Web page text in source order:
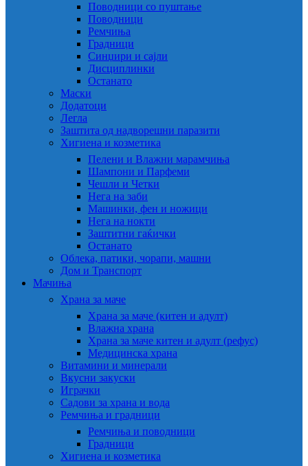
Поводници со пуштање
Поводници
Ремчиња
Градници
Синџири и сајли
Дисциплинки
Останато
Маски
Додатоци
Легла
Заштита од надворешни паразити
Хигиена и козметика
Пелени и Влажни марамчиња
Шампони и Парфеми
Чешли и Четки
Нега на заби
Машинки, фен и ножици
Нега на нокти
Заштитни гаќички
Останато
Облека, патики, чорапи, машни
Дом и Транспорт
Мачиња
Храна за маче
Храна за маче (китен и адулт)
Влажна храна
Храна за маче китен и адулт (рефус)
Медицинска храна
Витамини и минерали
Вкусни закуски
Играчки
Садови за храна и вода
Ремчиња и градници
Ремчиња и поводници
Градници
Хигиена и козметика